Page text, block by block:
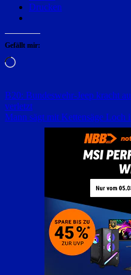
Drucken
Gefällt mir:
Wird
Beitragsnavigation
B20: Bundeswehr-Jeep kracht
verletzt
Mann sägt mit Kettensäge Loch